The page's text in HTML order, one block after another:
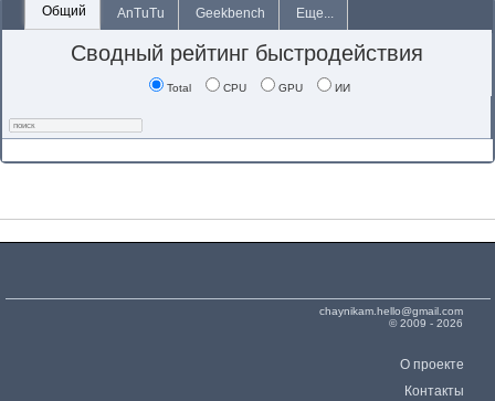
Общий AnTuTu Geekbench Еще...
Сводный рейтинг быстродействия
Total CPU GPU ИИ
chaynikam.hello@gmail.com
© 2009 - 2026
О проекте
Контакты